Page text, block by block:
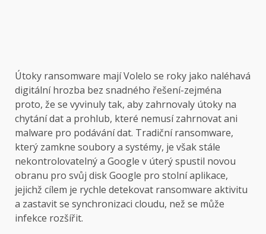
Útoky ransomware majíVolelo se roky jako naléhavá
digitální hrozba bez snadného řešení-zejména
proto, že se vyvinuly tak, aby zahrnovaly útoky na
chytání dat a prohlub, které nemusí zahrnovat ani
malware pro podávání dat. Tradiční ransomware,
který zamkne soubory a systémy, je však stále
nekontrolovatelný a Google v úterý spustil novou
obranu pro svůj disk Google pro stolní aplikace,
jejichž cílem je rychle detekovat ransomware aktivitu
a zastavit se synchronizaci cloudu, než se může
infekce rozšířit.